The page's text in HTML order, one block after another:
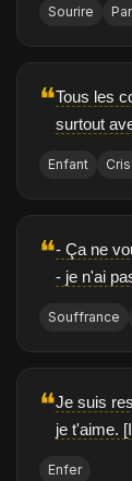
Sourire
❝Tous les
surtout
Enfant
❝- Ça ne
- je n'ai
Souffrance
❝Je suis
je t'aime.
Enfer